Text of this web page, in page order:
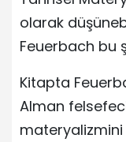
olarak
Feuerbach bu
Kitapta
Alman
materyalizmini